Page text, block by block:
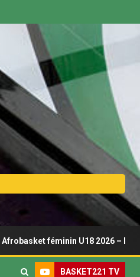
U18 2026 – Découvrez le
BASKET221 TV